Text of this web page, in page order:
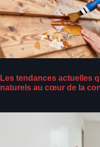
Les tendances actuelles
naturels au cœur de la